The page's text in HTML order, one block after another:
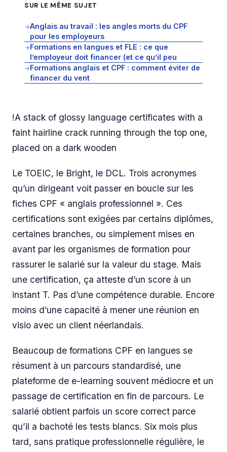
SUR LE MÊME SUJET
→Anglais au travail : les angles morts du CPF
pour les employeurs
→Formations en langues et FLE : ce que
l’employeur doit financer (et ce qu’il peu
→Formations anglais et CPF : comment éviter de
financer du vent
!A stack of glossy language certificates with a
faint hairline crack running through the top one,
placed on a dark wooden
Le TOEIC, le Bright, le DCL. Trois acronymes
qu’un dirigeant voit passer en boucle sur les
fiches CPF « anglais professionnel ». Ces
certifications sont exigées par certains diplômes,
certaines branches, ou simplement mises en
avant par les organismes de formation pour
rassurer le salarié sur la valeur du stage. Mais
une certification, ça atteste d’un score à un
instant T. Pas d’une compétence durable. Encore
moins d’une capacité à mener une réunion en
visio avec un client néerlandais.
Beaucoup de formations CPF en langues se
résument à un parcours standardisé, une
plateforme de e-learning souvent médiocre et un
passage de certification en fin de parcours. Le
salarié obtient parfois un score correct parce
qu’il a bachoté les tests blancs. Six mois plus
tard, sans pratique professionnelle régulière, le